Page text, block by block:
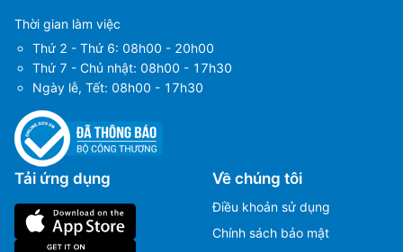
Thời gian làm việc
Thứ 2 - Thứ 6: 08h00 - 20h00
Thứ 7 - Chủ nhật: 08h00 - 17h30
Ngày lễ, Tết: 08h00 - 17h30
Tải ứng dụng Về chúng tôi
Điều khoản sử dụng
Chính sách bảo mật